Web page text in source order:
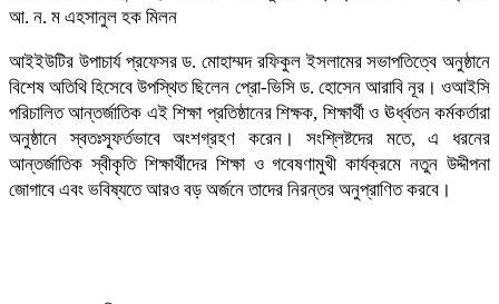
আইইউটির উপাচার্য প্রফেসর ড. মোহাম্মদ রফিকুল ইসলামের সভাপতিত্বে অনুষ্ঠানে
বিশেষ অতিথি হিসেবে উপস্থিত ছিলেন প্রো-ভিসি ড. হোসেন আরাবি নূর। ওআইসি
পরিচালিত আন্তর্জাতিক এই শিক্ষা প্রতিষ্ঠানের শিক্ষক, শিক্ষার্থী ও ঊর্ধ্বতন কর্মকর্তারা
অনুষ্ঠানে স্বতঃস্ফূর্তভাবে অংশগ্রহণ করেন। সংশ্লিষ্টদের মতে, এ ধরনের
আন্তর্জাতিক স্বীকৃতি শিক্ষার্থীদের শিক্ষা ও গবেষণামুখী কার্যক্রমে নতুন উদ্দীপনা
জোগাবে এবং ভবিষ্যতে আরও বড় অর্জনে তাদের নিরন্তর অনুপ্রাণিত করবে।